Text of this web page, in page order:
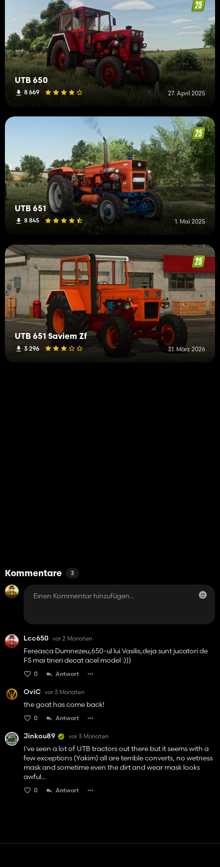
UTB 650
8 669 27. April 2025
UTB 651
8 845 1. Mai 2025
UTB 651 Saviem Zf
3 296 31. März 2026
Kommentare 3
Lcc650 vor 2 Monaten
Fereasca Dumnezeu,650-ul lui Vasilis,deja sunt jucatori de
FS mai tineri decat acel model :)))
0 Antwort
OviC vor 3 Monaten
the goat has come back!
0 Antwort
Jinkou89 vor 3 Monaten
I've seen a lot of UTB tractors out there but it seems with a
few exceptions (Yakim) all are terrible converts, no wetness
mask and sometime even the dirt and wear mask looks
awful...
0 Antwort